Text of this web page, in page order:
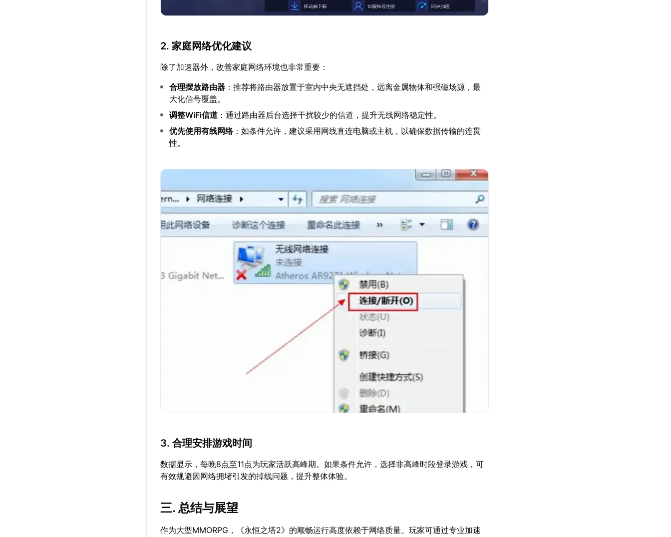
2. 家庭网络优化建议
除了加速器外，改善家庭网络环境也非常重要：
合理摆放路由器 ：推荐将路由器放置于室内中央无遮挡处，远离金属物体和强磁场源，最
大化信号覆盖。
调整WiFi信道 ：通过路由器后台选择干扰较少的信道，提升无线网络稳定性。
优先使用有线网络：如条件允许，建议采用网线直连电脑或主机，以确保数据传输的连贯
性。
3. 合理安排游戏时间
数据显示，每晚8点至11点为玩家活跃高峰期。如果条件允许，选择非高峰时段登录游戏，可
有效规避因网络拥堵引发的掉线问题，提升整体体验。
三. 总结与展望
作为大型MMORPG，《永恒之塔2》的顺畅运行高度依赖于网络质量。玩家可通过专业加速